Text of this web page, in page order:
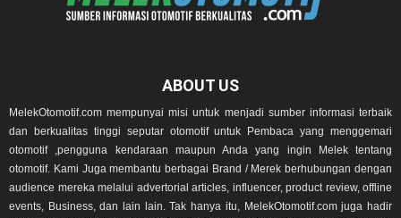
ABOUT US
MelekOtomotif.com mempunyai misi untuk menjadi sumber informasi terbaik
dan berkualitas tinggi seputar otomotif untuk Pembaca yang menggemari
otomotif ,pengguna kendaraan maupun Anda yang ingin Melek tentang
otomotif. Kami Juga membantu berbagai Brand / Merek berhubungan dengan
audience mereka melalui advertorial articles, influencer, product review, offline
events, Business, dan lain lain. Tak hanya itu, MelekOtomotif.com juga hadir